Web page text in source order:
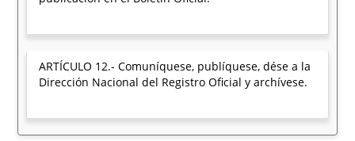
ARTÍCULO 12.- Comuníquese, publíquese, dése a la
Dirección Nacional del Registro Oficial y archívese.